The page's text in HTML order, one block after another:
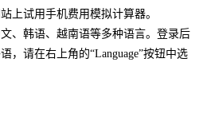
上试用手机费用模拟计算器。
、韩语、越南语等多种语言。登录后
，请在右上角的“Language”按钮中选